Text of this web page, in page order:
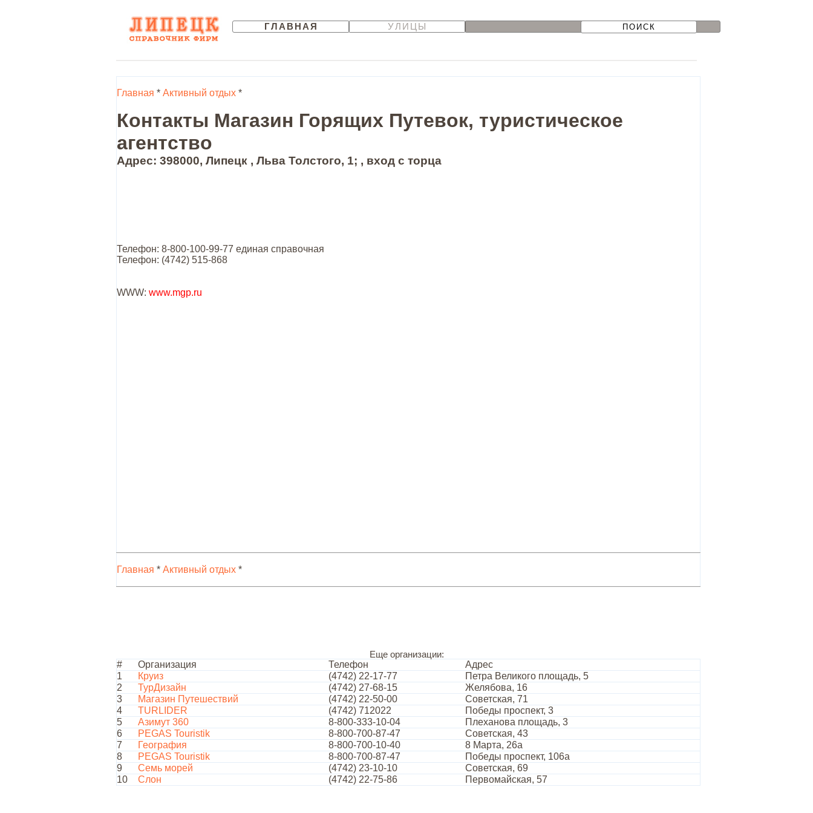
ГЛАВНАЯ УЛИЦЫ
Главная * Активный отдых *
Контакты Магазин Горящих Путевок, туристическое
агентство
Адрес: 398000, Липецк , Льва Толстого, 1; , вход с торца
Телефон: 8-800-100-99-77 единая справочная
Телефон: (4742) 515-868
WWW: www.mgp.ru
Главная * Активный отдых *
Еще организации:
# Организация Телефон
Адрес
1
Круиз (4742) 22-17-77
Петра Великого площадь, 5
2
ТурДизайн (4742) 27-68-15
Желябова, 16
3
Магазин Путешествий (4742) 22-50-00
Советская, 71
4
TURLIDER (4742) 712022
Победы проспект, 3
5
Азимут 360 8-800-333-10-04
Плеханова площадь, 3
6
PEGAS Touristik 8-800-700-87-47
Советская, 43
7
География 8-800-700-10-40
8 Марта, 26а
8
PEGAS Touristik 8-800-700-87-47
Победы проспект, 106а
9
Семь морей (4742) 23-10-10
Советская, 69
10
Слон (4742) 22-75-86 Первомайская, 57